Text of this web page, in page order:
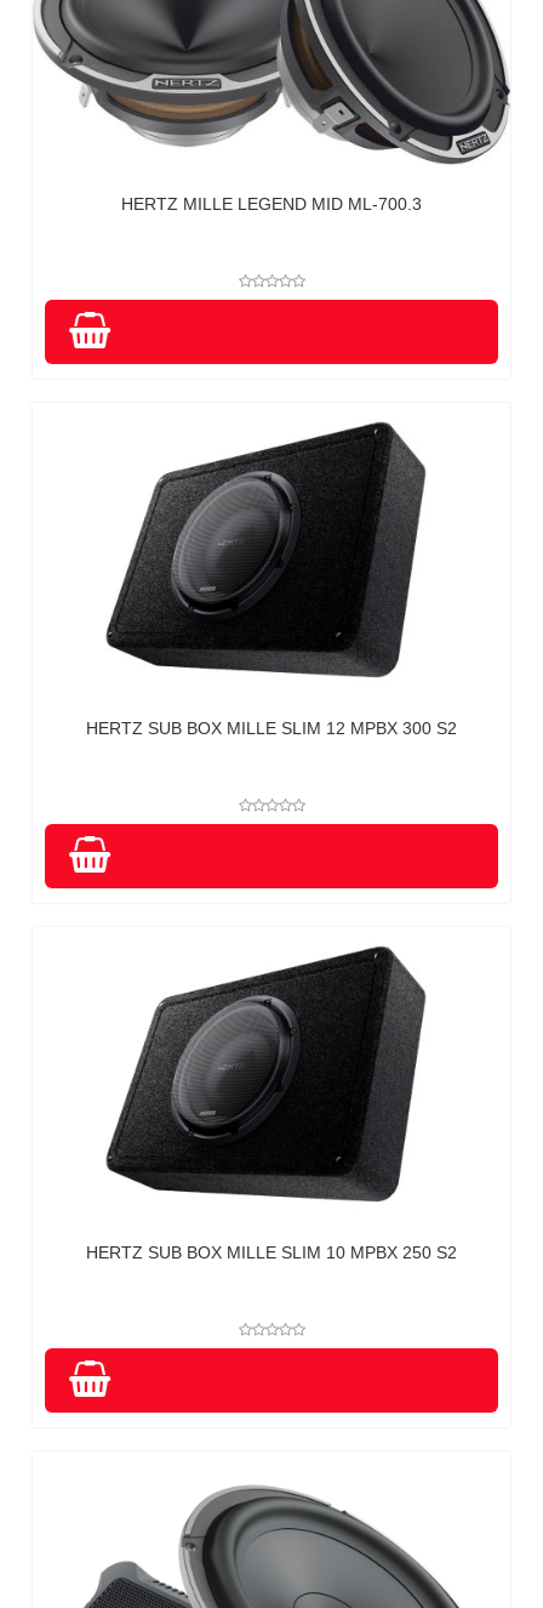
HERTZ MILLE LEGEND MID ML-700.3
HERTZ SUB BOX MILLE SLIM 12 MPBX 300 S2
HERTZ SUB BOX MILLE SLIM 10 MPBX 250 S2